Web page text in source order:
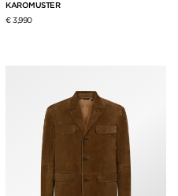
KAROMUSTER
€ 3,990